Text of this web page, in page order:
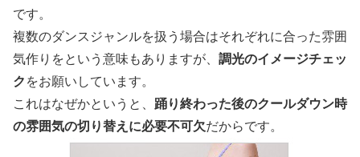
です。
複数のダンスジャンルを扱う場合はそれぞれに合った雰囲
気作りをという意味もありますが、 調光のイメージチェッ
ク をお願いしています。
これはなぜかというと、 踊り終わった後のクールダウン時
の雰囲気の切り替えに必要不可欠だからです。